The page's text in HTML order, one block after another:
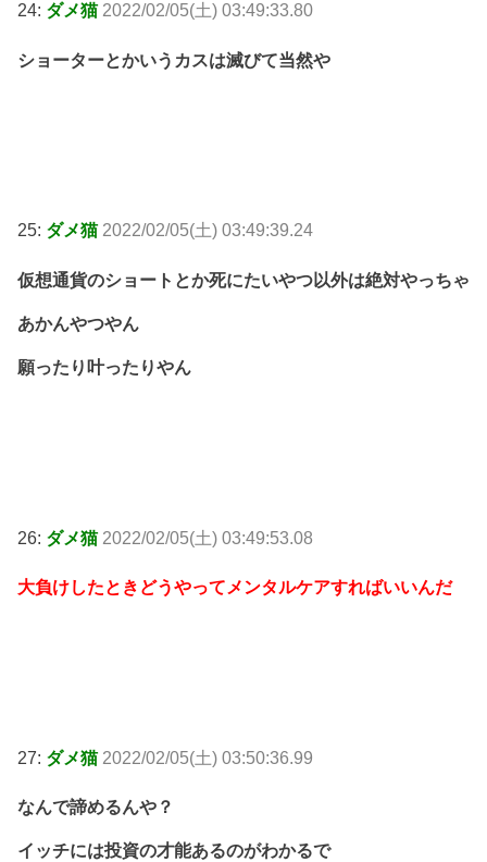
24: ダメ猫 2022/02/05(土) 03:49:33.80
ショーターとかいうカスは滅びて当然や
25: ダメ猫 2022/02/05(土) 03:49:39.24
仮想通貨のショートとか死にたいやつ以外は絶対やっちゃ
あかんやつやん
願ったり叶ったりやん
26: ダメ猫 2022/02/05(土) 03:49:53.08
大負けしたときどうやってメンタルケアすればいいんだ
27: ダメ猫 2022/02/05(土) 03:50:36.99
なんで諦めるんや？
イッチには投資の才能あるのがわかるで